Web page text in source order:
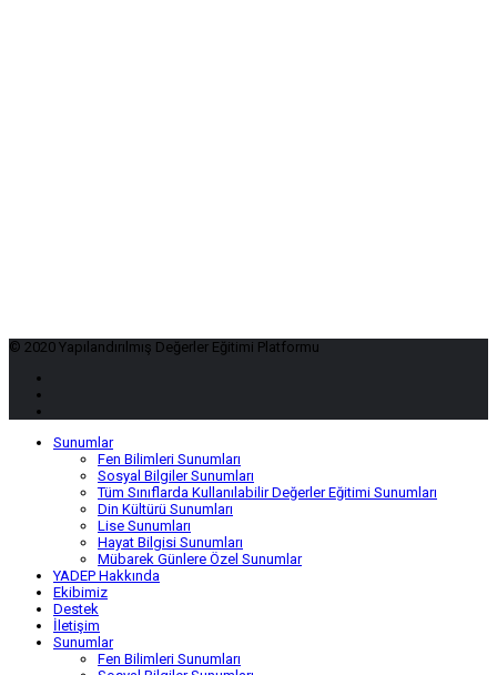
© 2020 Yapılandırılmış Değerler Eğitimi Platformu
Sunumlar
Fen Bilimleri Sunumları
Sosyal Bilgiler Sunumları
Tüm Sınıflarda Kullanılabilir Değerler Eğitimi Sunumları
Din Kültürü Sunumları
Lise Sunumları
Hayat Bilgisi Sunumları
Mübarek Günlere Özel Sunumlar
YADEP Hakkında
Ekibimiz
Destek
İletişim
Sunumlar
Fen Bilimleri Sunumları